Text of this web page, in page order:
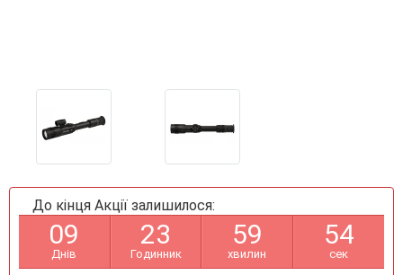
До кінця Акції залишилося:
09
Днів
23
Годинник
59
хвилин
54
сек